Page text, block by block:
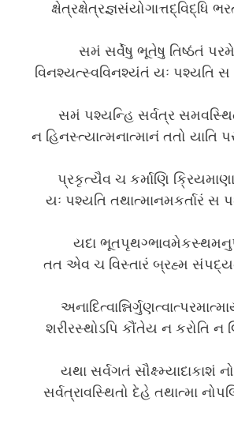
ક્ષેત્રક્ષેત્રજ્ઞસંયોગાત્તદ્વિદ્ધિ
સમં સર્વેષુ ભૂતેષુ તિષ્ઠંતં
વિનશ્યત્સ્વવિનશ્યંતં યઃ પશ્યતિ સ
સમં પશ્યન્હિ સર્વત્ર
ન હિનસ્ત્યાત્મનાત્માનં તતો યાતિ
પ્રકૃત્યૈવ ચ કર્માણિ
યઃ પશ્યતિ તથાત્માનમકર્તારં સ
યદા
તત એવ ચ વિસ્તારં બ્રહ્મ
શરીરસ્થોઽપિ કૌંતેય ન કરોતિ ન
યથા સર્વગતં સૌક્ષ્મ્યાદાકાશં
સર્વત્રાવસ્થિતો દેહે તથાત્મા